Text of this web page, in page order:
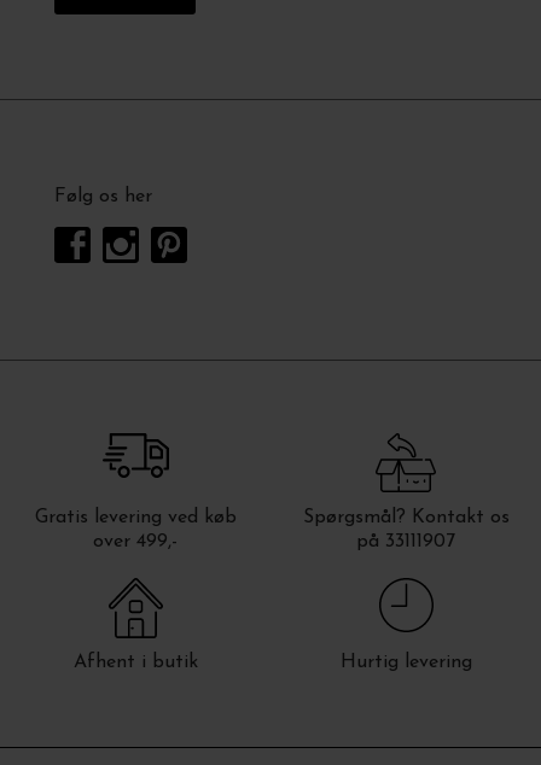
Følg os her
Gratis levering ved køb
over 499,-
Spørgsmål? Kontakt os
på 33111907
Afhent i butik Hurtig levering